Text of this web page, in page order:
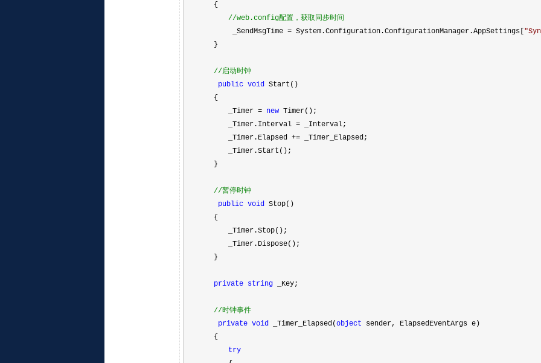
{
//web.config配置，获取同步时间
_SendMsgTime =System.Configuration.ConfigurationManager.AppSettings[ "
}
//启动时钟
public voidStart()
{
_Timer = newTimer();
_Timer.Interval =_Interval;
_Timer.Elapsed +=_Timer_Elapsed;
_Timer.Start();
}
//暂停时钟
public voidStop()
{
_Timer.Stop();
_Timer.Dispose();
}
private string_Key;
//时钟事件
private void_Timer_Elapsed(object sender, ElapsedEventArgs e)
{
try